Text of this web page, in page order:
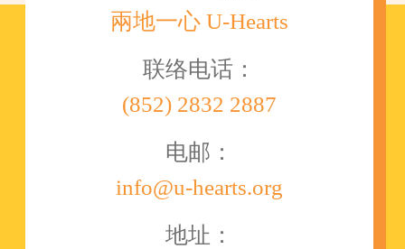
兩地一心 U-Hearts
联络电话：
(852) 2832 2887
电邮：
info@u-hearts.org
地址：